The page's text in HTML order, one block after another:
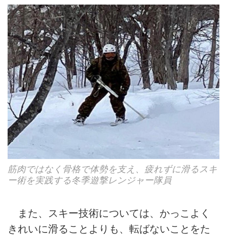
筋肉ではなく骨格で体勢を支え、疲れずに滑るスキ
ー術を実践する冬季遊撃レンジャー隊員
また、スキー技術については、かっこよく
きれいに滑ることよりも、転ばないことをた